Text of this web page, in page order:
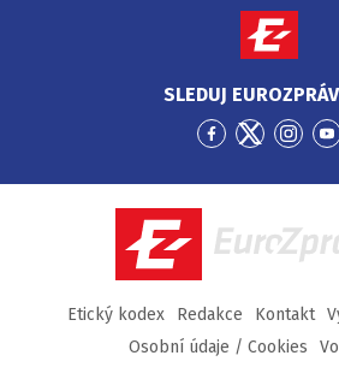
SLEDUJ
Přejít
Facebook
Přejít
Twitter
Přejít
EuroZprávy.cz
Etický kodex Redakce Kontakt
Osobní údaje / Cookies